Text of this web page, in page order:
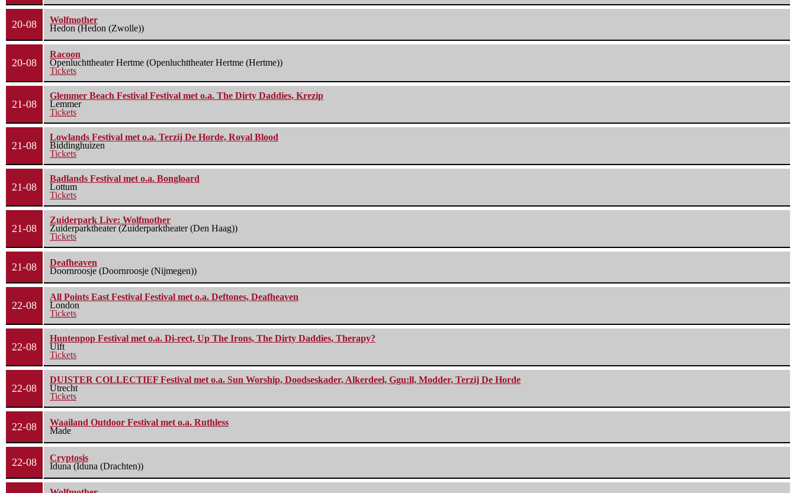
20-08
Wolfmother
Hedon (Hedon (Zwolle))
20-08
Racoon
Openluchttheater Hertme (Openluchttheater Hertme (Hertme))
Tickets
21-08
Glemmer Beach Festival Festival met o.a. The Dirty Daddies, Krezip
Lemmer
Tickets
21-08
Lowlands Festival met o.a. Terzij De Horde, Royal Blood
Biddinghuizen
Tickets
21-08
Badlands Festival met o.a. Bongloard
Lottum
Tickets
21-08
Zuiderpark Live: Wolfmother
Zuiderparktheater (Zuiderparktheater (Den Haag))
Tickets
21-08
Deafheaven
Doornroosje (Doornroosje (Nijmegen))
22-08
All Points East Festival Festival met o.a. Deftones, Deafheaven
London
Tickets
22-08
Huntenpop Festival met o.a. Di-rect, Up The Irons, The Dirty Daddies, Therapy?
Ulft
Tickets
22-08
DUISTER COLLECTIEF Festival met o.a. Sun Worship, Doodseskader, Alkerdeel, Ggu:ll, Modder, Terzij De Horde
Utrecht
Tickets
22-08
Waailand Outdoor Festival met o.a. Ruthless
Made
22-08
Cryptosis
Iduna (Iduna (Drachten))